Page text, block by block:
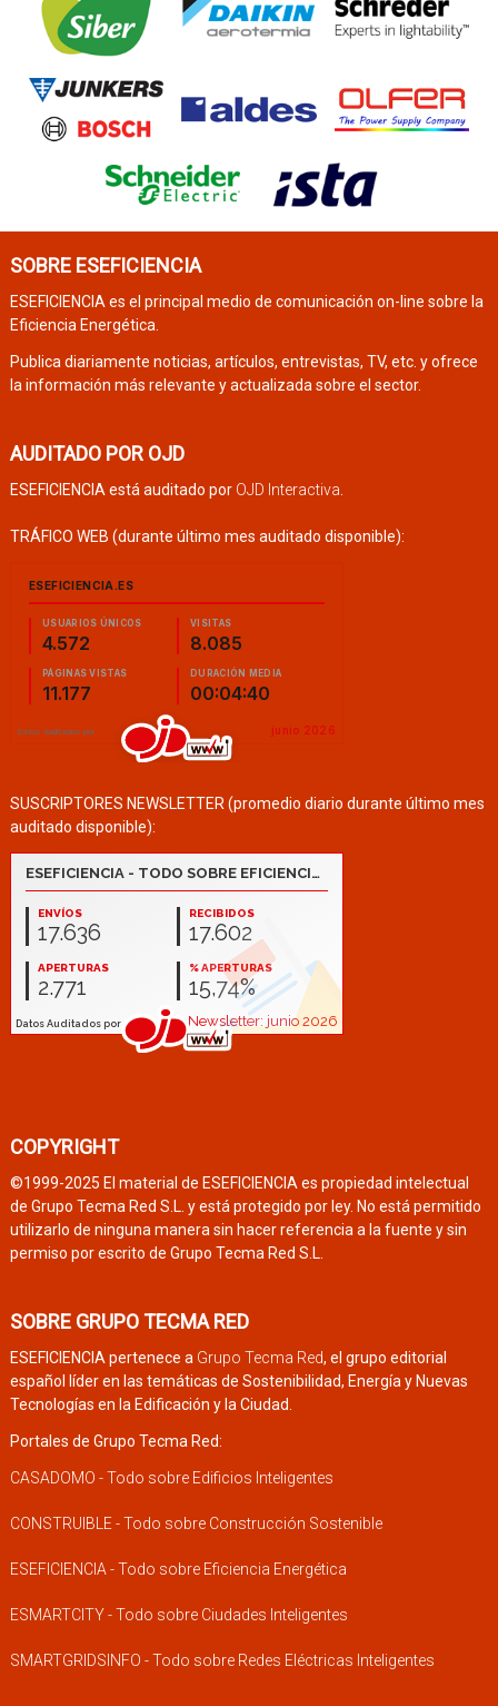
SOBRE ESEFICIENCIA
ESEFICIENCIA es el principal medio de comunicación on-line sobre la
Eficiencia Energética.
Publica diariamente noticias, artículos, entrevistas, TV, etc. y ofrece
la información más relevante y actualizada sobre el sector.
AUDITADO POR OJD
ESEFICIENCIA está auditado por OJD Interactiva.
TRÁFICO WEB (durante último mes auditado disponible):
SUSCRIPTORES NEWSLETTER (promedio diario durante último mes
auditado disponible):
COPYRIGHT
©1999-2025 El material de ESEFICIENCIA es propiedad intelectual
de Grupo Tecma Red S.L. y está protegido por ley. No está permitido
utilizarlo de ninguna manera sin hacer referencia a la fuente y sin
permiso por escrito de Grupo Tecma Red S.L.
SOBRE GRUPO TECMA RED
ESEFICIENCIA pertenece a Grupo Tecma Red, el grupo editorial
español líder en las temáticas de Sostenibilidad, Energía y Nuevas
Tecnologías en la Edificación y la Ciudad.
Portales de Grupo Tecma Red:
CASADOMO - Todo sobre Edificios Inteligentes
CONSTRUIBLE - Todo sobre Construcción Sostenible
ESEFICIENCIA - Todo sobre Eficiencia Energética
ESMARTCITY - Todo sobre Ciudades Inteligentes
SMARTGRIDSINFO - Todo sobre Redes Eléctricas Inteligentes